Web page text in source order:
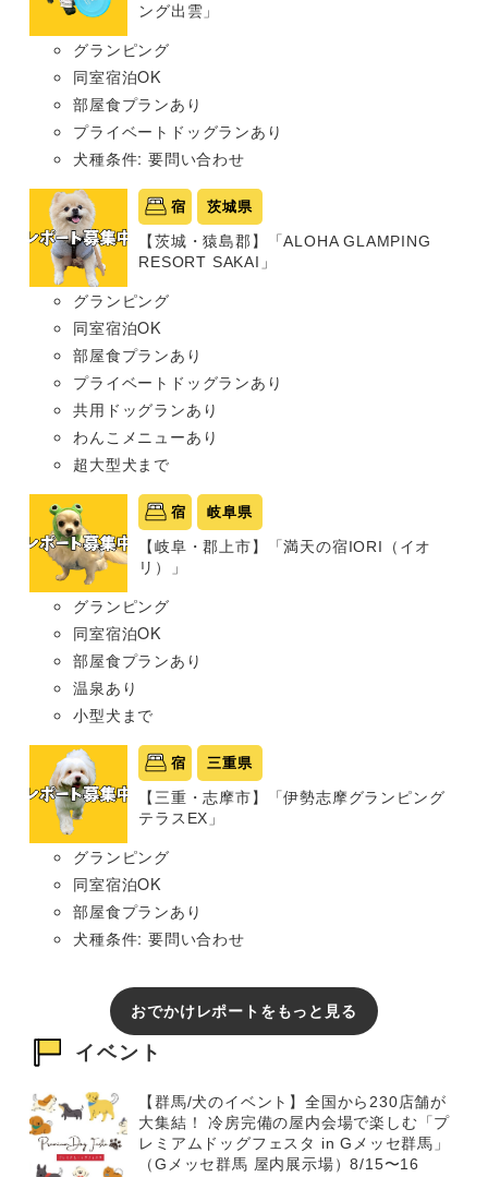
ング出雲」
グランピング
同室宿泊OK
部屋食プランあり
プライベートドッグランあり
犬種条件: 要問い合わせ
宿 茨城県
【茨城・猿島郡】「ALOHA GLAMPING
RESORT SAKAI」
グランピング
同室宿泊OK
部屋食プランあり
プライベートドッグランあり
共用ドッグランあり
わんこメニューあり
超大型犬まで
宿 岐阜県
【岐阜・郡上市】「満天の宿IORI（イオ
リ）」
グランピング
同室宿泊OK
部屋食プランあり
温泉あり
小型犬まで
宿 三重県
【三重・志摩市】「伊勢志摩グランピング
テラスEX」
グランピング
同室宿泊OK
部屋食プランあり
犬種条件: 要問い合わせ
おでかけレポートをもっと見る
イベント
【群馬/犬のイベント】全国から230店舗が
大集結！ 冷房完備の屋内会場で楽しむ「プ
レミアムドッグフェスタ in Gメッセ群馬」
（Gメッセ群馬 屋内展示場）8/15〜16